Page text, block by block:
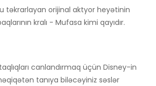
təkrarlayan orijinal aktyor heyətinin
kralı - Mufasa kimi qayıdır.
canlandırmaq üçün Disney-in
tanıya biləcəyiniz səslər